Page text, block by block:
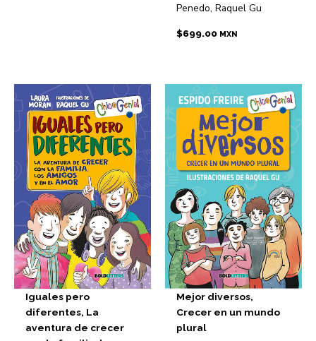
Penedo, Raquel Gu
$699.00 MXN
Iguales pero
diferentes, La
aventura de crecer
Mejor diversos,
Crecer en un mundo
plural